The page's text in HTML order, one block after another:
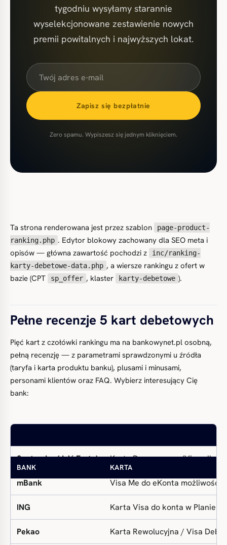
tygodniu wysyłamy starannie
wyselekcjonowane zestawienie nowych
premii powitalnych i najwyższych lokat.
Zapisz się bezpłatnie
Zero spamu. Wypiszesz się jednym kliknięciem.
Ta strona renderowana jest przez szablon
page-product-
ranking.php . Edytor blokowy zachowany dla SEO meta i
opisów — główna zawartość pochodzi z
inc/ranking-
karty-debetowe-data.php , a wiersze rankingu z ofert w
bazie (CPT
sp_offer , klaster karty-debetowe ).
Pełne recenzje 5 kart debetowych
Pięć kart z czołówki rankingu ma na bankowynet.pl osobną,
pełną recenzję — z parametrami sprawdzonymi u źródła
(taryfa i karta produktu banku), plusami i minusami,
personami klientów oraz FAQ. Wybierz interesujący Cię
bank:
BANK KARTA
Santander (dziś Erste) Karta Dopasowana (Visa albo
mBank Visa Me do eKonta możliwości
ING Karta Visa do konta w Planie
Pekao Karta Rewolucyjna / Visa Debit